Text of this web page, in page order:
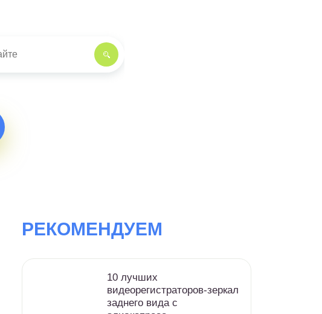
РЕКОМЕНДУЕМ
10 лучших
видеорегистраторов-зеркал
заднего вида с